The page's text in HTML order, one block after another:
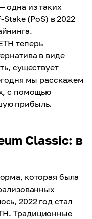
одна из таких
(PoS) в 2022
теперь
в виде
существует
мы расскажем
с помощью
прибыль.
Classic: в
которая была
2022 год стал
Традиционные